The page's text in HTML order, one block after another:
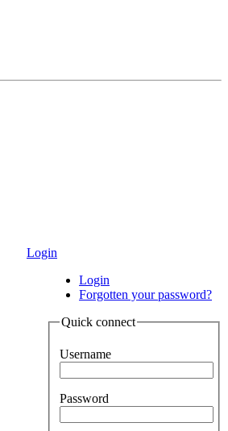
Login
Login
Forgotten your password?
Quick connect
Username
Password